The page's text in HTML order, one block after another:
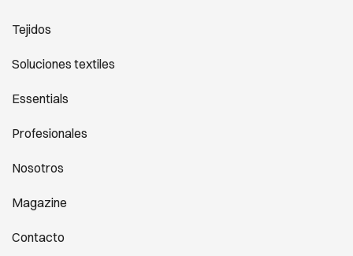
Tejidos
Soluciones textiles
Essentials
Profesionales
Nosotros
Magazine
Contacto